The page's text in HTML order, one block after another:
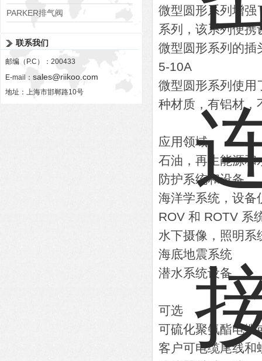
PARKER排气阀
联系我们
邮编（P.C）：200433
E-mail： sales@riikoo.com
地址：上海市邯郸路10号
微型圆形系列增强
系列，该系列便
微型圆形系列的插
5-10A
微型圆形系列使用
种材质，有铝材，
应用领域
石油，再生能源和
防护系统和设备
海洋学系统，设备
ROV 和 ROTV 系
水下摄像，照明系
海底地震系统
潜水系统设备
可选
可硫化聚氨酯电缆
客户可电缆尾线和